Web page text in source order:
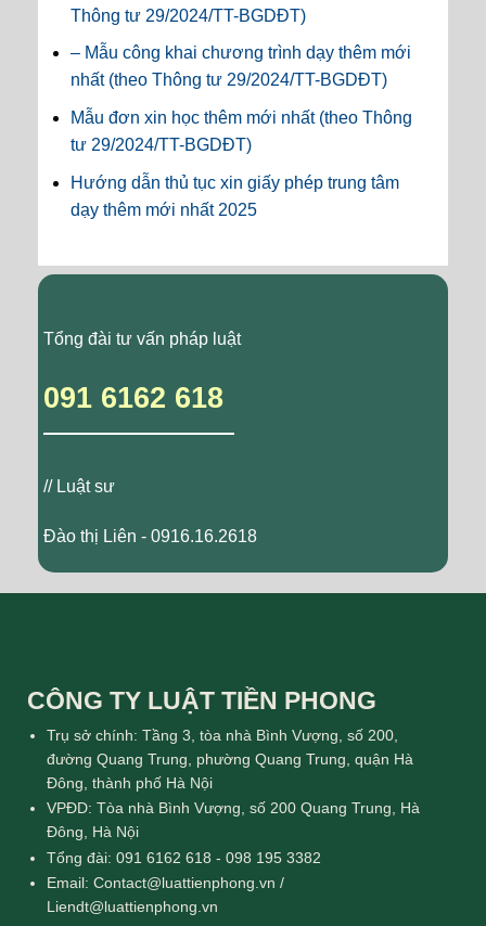
Thông tư 29/2024/TT-BGDĐT)
– Mẫu công khai chương trình dạy thêm mới
nhất (theo Thông tư 29/2024/TT-BGDĐT)
Mẫu đơn xin học thêm mới nhất (theo Thông
tư 29/2024/TT-BGDĐT)
Hướng dẫn thủ tục xin giấy phép trung tâm
dạy thêm mới nhất 2025
Tổng đài tư vấn pháp luật
091 6162 618
// Luật sư
Đào thị Liên - 0916.16.2618
CÔNG TY LUẬT TIỀN PHONG
Trụ sở chính: Tầng 3, tòa nhà Bình Vượng, số 200,
đường Quang Trung, phường Quang Trung, quận Hà
Đông, thành phố Hà Nội
VPĐD: Tòa nhà Bình Vượng, số 200 Quang Trung, Hà
Đông, Hà Nội
Tổng đài: 091 6162 618 - 098 195 3382
Email: Contact@luattienphong.vn /
Liendt@luattienphong.vn